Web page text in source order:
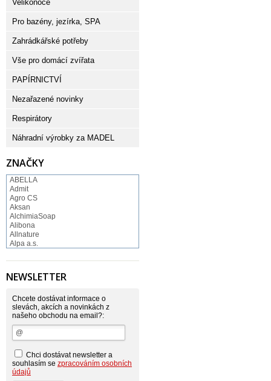
Velikonoce
Pro bazény, jezírka, SPA
Zahrádkářské potřeby
Vše pro domácí zvířata
PAPÍRNICTVÍ
Nezařazené novinky
Respirátory
Náhradní výrobky za MADEL
ZNAČKY
ABELLA
Admit
Agro CS
Aksan
AlchimiaSoap
Alibona
Allnature
Alpa a.s.
Alufix
Astonish
Atlantic
AutoMax Group
Axcentive
BaL
Bateria
Beauty Lille
Beiersdorf - Nivea
Bella
NEWSLETTER
Chcete dostávat informace o
slevách, akcích a novinkách z
našeho obchodu na email?:
Chci dostávat newsletter a
souhlasím se zpracováním osobních
údajů